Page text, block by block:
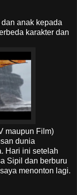
anak kepada
karakter dan
maupun Film)
dunia
Hari ini setelah
Sipil dan berburu
menonton lagi.